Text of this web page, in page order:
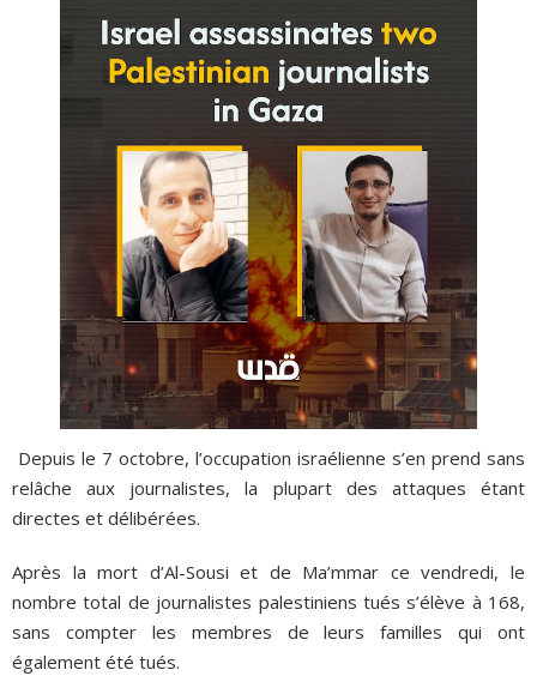
Depuis le 7 octobre, l’occupation israélienne s’en prend sans
relâche aux journalistes, la plupart des attaques étant
directes et délibérées.
Après la mort d’Al-Sousi et de Ma’mmar ce vendredi, le
nombre total de journalistes palestiniens tués s’élève à 168,
sans compter les membres de leurs familles qui ont
également été tués.